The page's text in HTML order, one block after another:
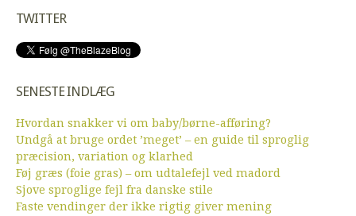
TWITTER
SENESTE INDLÆG
Hvordan snakker vi om baby/børne-afføring?
Undgå at bruge ordet ’meget’ – en guide til sproglig
præcision, variation og klarhed
Føj græs (foie gras) – om udtalefejl ved madord
Sjove sproglige fejl fra danske stile
Faste vendinger der ikke rigtig giver mening